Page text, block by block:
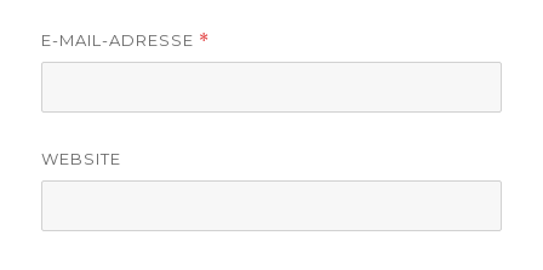
E-MAIL-ADRESSE *
WEBSITE